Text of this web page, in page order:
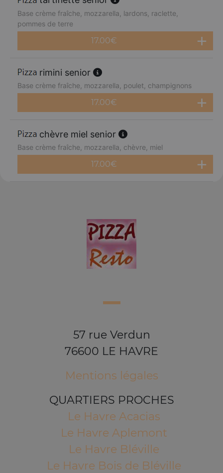
Base crème fraîche, mozzarella, lardons, raclette,
pommes de terre
17.00€
rimini senior
Base crème fraîche, mozzarella, poulet, champignons
17.00€
chèvre miel senior
Base crème fraîche, mozzarella, chèvre, miel
17.00€
57 rue Verdun
76600 LE HAVRE
Mentions légales
QUARTIERS PROCHES
Le Havre Acacias
Le Havre Aplemont
Le Havre Bléville
Le Havre Bois de Bléville